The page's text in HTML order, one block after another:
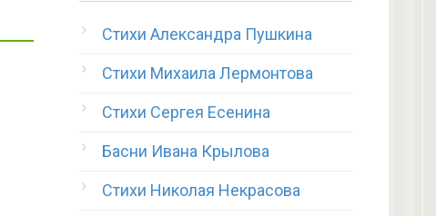
Стихи Александра Пушкина
Стихи Михаила Лермонтова
Стихи Сергея Есенина
Басни Ивана Крылова
Стихи Николая Некрасова